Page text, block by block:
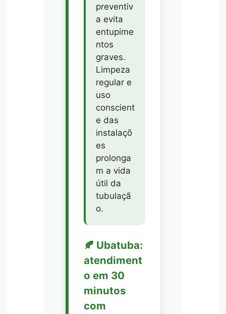
preventiv
a evita
entupime
ntos
graves.
Limpeza
regular e
uso
conscient
e das
instalaçõ
es
prolonga
m a vida
útil da
tubulaçã
o.
🍂 Ubatuba:
atendiment
o em 30
minutos
com